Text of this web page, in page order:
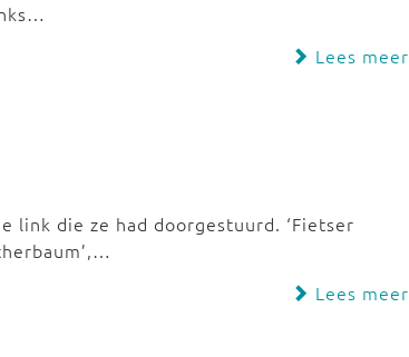
Lees meer
link die ze had doorgestuurd. ‘Fietser
Lees meer